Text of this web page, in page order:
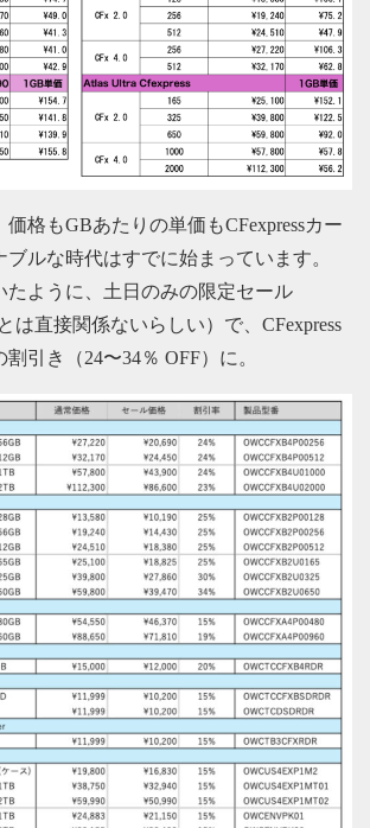
格もGBあたりの単価もCFexpressカー
ブルな時代はすでに始まっています。
たように、土日のみの限定セール
は直接関係ないらしい）で、CFexpress
引き（24〜34％ OFF）に。